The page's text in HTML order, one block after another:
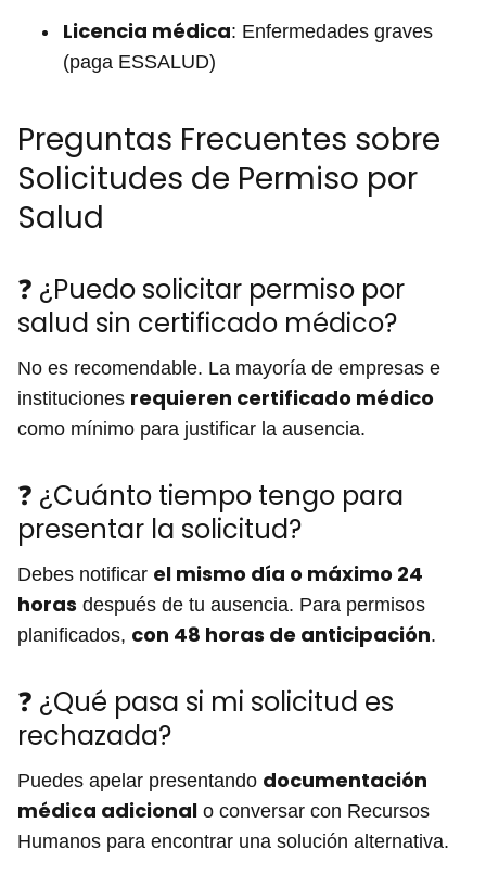
Licencia médica: Enfermedades graves
(paga ESSALUD)
Preguntas Frecuentes sobre
Solicitudes de Permiso por
Salud
❓ ¿Puedo solicitar permiso por
salud sin certificado médico?
No es recomendable. La mayoría de empresas e
instituciones requieren certificado médico
como mínimo para justificar la ausencia.
❓ ¿Cuánto tiempo tengo para
presentar la solicitud?
Debes notificar el mismo día o máximo 24
horas después de tu ausencia. Para permisos
planificados, con 48 horas de anticipación.
❓ ¿Qué pasa si mi solicitud es
rechazada?
Puedes apelar presentando documentación
médica adicional o conversar con Recursos
Humanos para encontrar una solución alternativa.